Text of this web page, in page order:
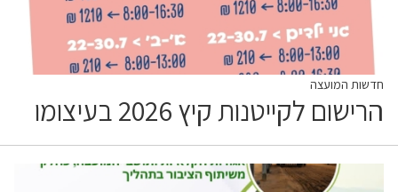
חדשות המועצה
הרישום לקייטנות קיץ 2026 בעיצומו